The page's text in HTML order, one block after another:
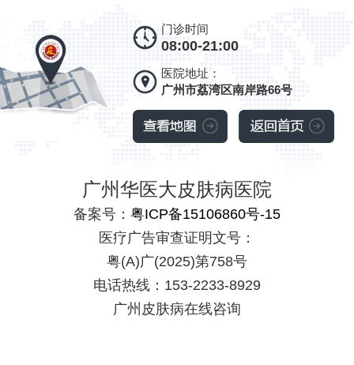
门诊时间
08:00-21:00
医院地址：
广州市荔湾区南岸路66号
广州华医大皮肤病医院
备案号： 粤ICP备15106860号-15
医疗广告审查证明文号：
粤(A)广(2025)第758号
电话热线：153-2233-8929
广州皮肤病在线咨询